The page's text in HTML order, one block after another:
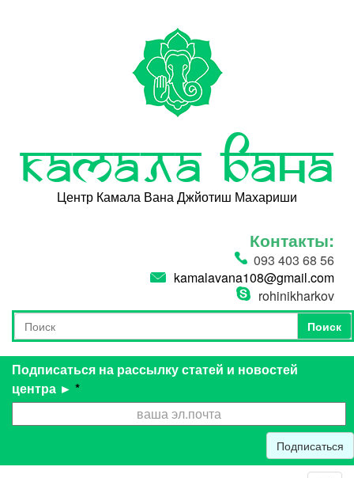
Камала Вана
Центр Камала Вана Джйотиш Махариши
Контакты:
093 403 68 56
kamalavana108@gmail.com
rohinikharkov
Форма поиска
Поиск
Поиск
Подписаться на рассылку статей и новостей
центра ► *
Подписаться